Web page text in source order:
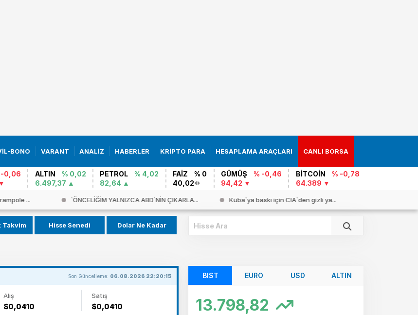
BONO VARANT ANALİZ HABERLER KRİPTO PARA HESAPLAMA ARAÇLARI CANLI BORSA
-0,06
ALTIN
% 0,02
6.497,37
PETROL
% 4,02
82,64
FAİZ
% 0
40,02
GÜMÜŞ
% -0,46
94,42
BİTCOİN
% -0,78
64.389
... `ÖNCELİĞİM YALNIZCA ABD`NİN ÇIKARLA... Küba`ya baskı için CIA`den gizli ya...
Takvim Hisse Senedi Dolar Ne Kadar
Son Güncelleme: 06.08.2026 22:20:15
Alış
$0,0410
Satış
$0,0410
BIST EURO USD ALTIN
13.798,82